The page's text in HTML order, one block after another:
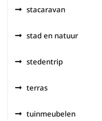
stacaravan
stad en natuur
stedentrip
terras
tuinmeubelen